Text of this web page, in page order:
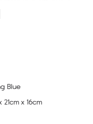
para tanto,
disponibilizados
Blue
21cm x16cm